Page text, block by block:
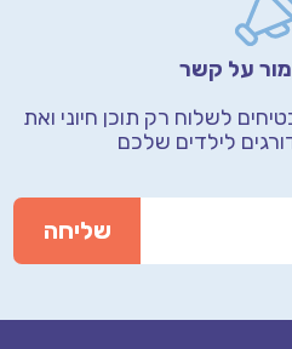
על קשר
לשלוח רק תוכן חיוני ואת
לילדים שלכם